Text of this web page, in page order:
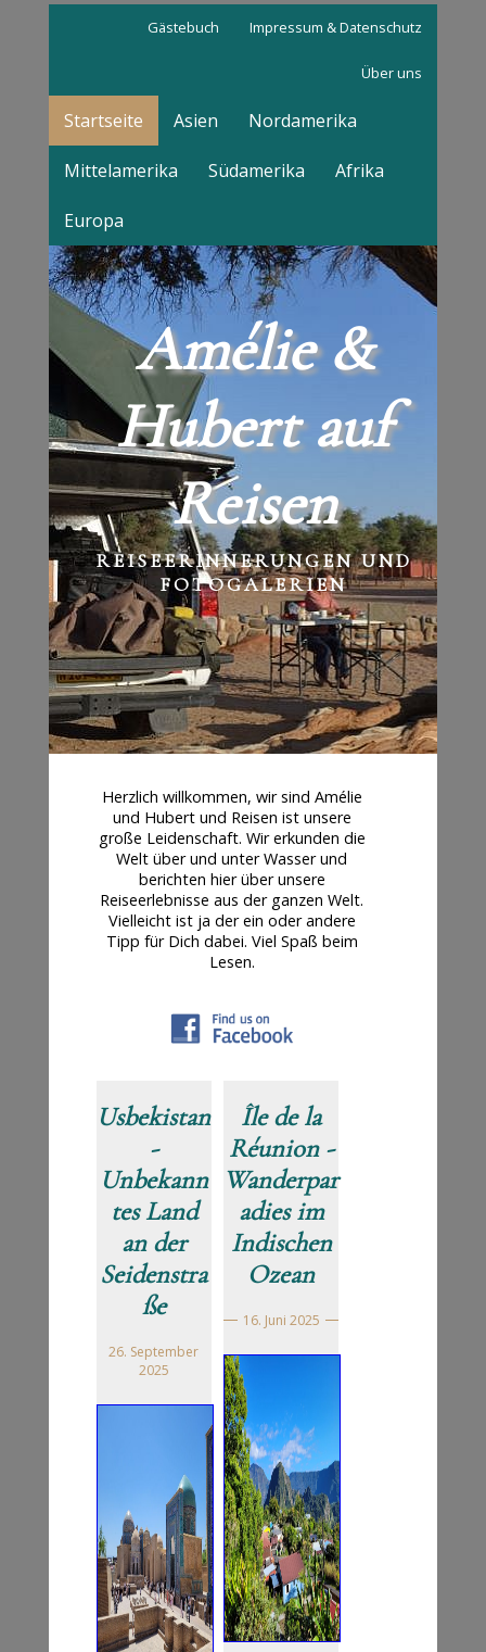
Impressum & Datenschutz
Gästebuch
Über uns
Startseite Asien Nordamerika
Mittelamerika Südamerika Afrika
Europa
Amélie &
Hubert auf
Reisen
REISEERINNERUNGEN UND
FOTOGALERIEN
Herzlich willkommen, wir sind Amélie
und Hubert und Reisen ist unsere
große Leidenschaft. Wir erkunden die
Welt über und unter Wasser und
berichten hier über unsere
Reiseerlebnisse aus der ganzen Welt.
Vielleicht ist ja der ein oder andere
Tipp für Dich dabei. Viel Spaß beim
Lesen.
Usbekistan
-
Unbekann
tes Land
an der
Seidenstra
ße
26. September
2025
Île de la
Réunion -
Wanderpar
adies im
Indischen
Ozean
16. Juni 2025